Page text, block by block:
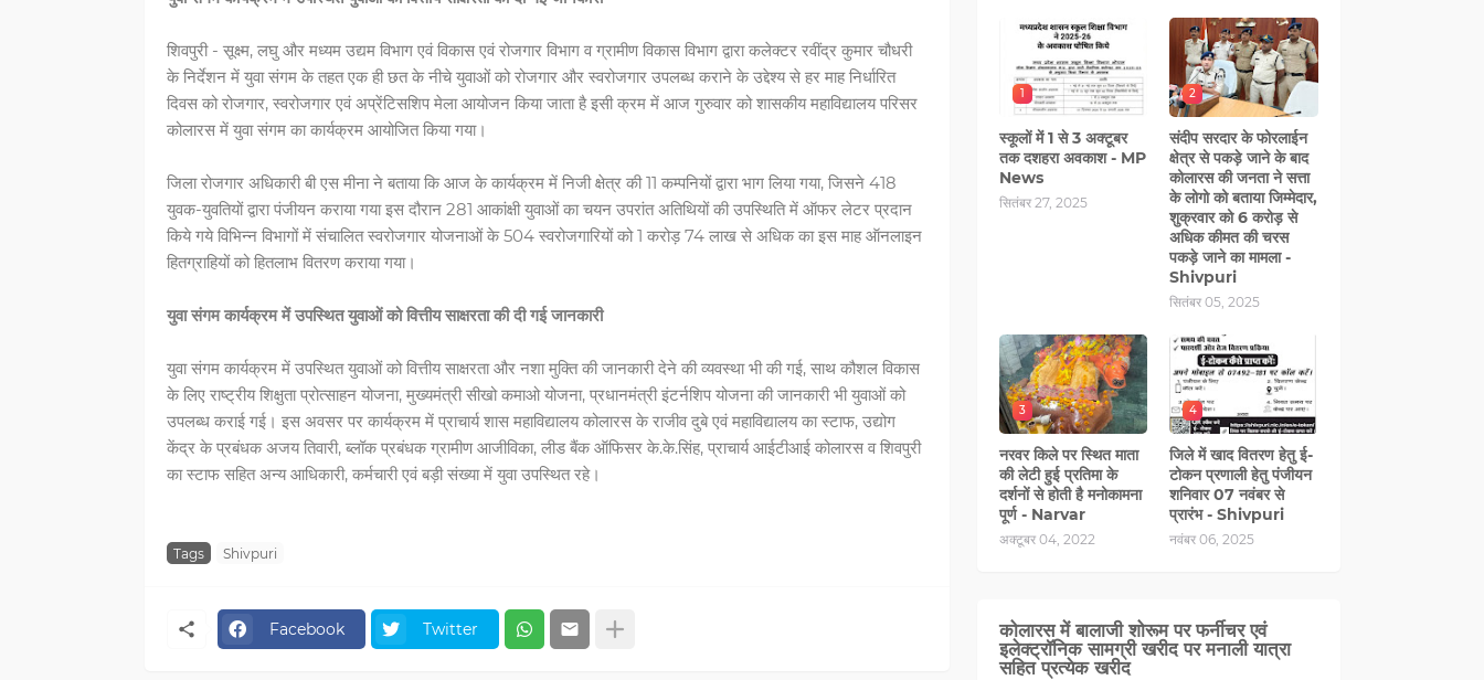
शिवपुरी - सूक्ष्म, लघु और मध्यम उद्यम विभाग एवं विकास एवं रोजगार विभाग व ग्रामीण विकास विभाग द्वारा कलेक्टर रवींद्र कुमार चौधरी
के निर्देशन में युवा संगम के तहत एक ही छत के नीचे युवाओं को रोजगार और स्वरोजगार उपलब्ध कराने के उद्देश्य से हर माह निर्धारित
दिवस को रोजगार, स्वरोजगार एवं अप्रेंटिसशिप मेला आयोजन किया जाता है इसी क्रम में आज गुरुवार को शासकीय महाविद्यालय परिसर
कोलारस में युवा संगम का कार्यक्रम आयोजित किया गया।
जिला रोजगार अधिकारी बी एस मीना ने बताया कि आज के कार्यक्रम में निजी क्षेत्र की 11 कम्पनियों द्वारा भाग लिया गया, जिसने 418
युवक-युवतियों द्वारा पंजीयन कराया गया इस दौरान 281 आकांक्षी युवाओं का चयन उपरांत अतिथियों की उपस्थिति में ऑफर लेटर प्रदान
किये गये विभिन्न विभागों में संचालित स्वरोजगार योजनाओं के 504 स्वरोजगारियों को 1 करोड़ 74 लाख से अधिक का इस माह ऑनलाइन
हितग्राहियों को हितलाभ वितरण कराया गया।
युवा संगम कार्यक्रम में उपस्थित युवाओं को वित्तीय साक्षरता की दी गई जानकारी
युवा संगम कार्यक्रम में उपस्थित युवाओं को वित्तीय साक्षरता और नशा मुक्ति की जानकारी देने की व्यवस्था भी की गई, साथ कौशल विकास
के लिए राष्ट्रीय शिक्षुता प्रोत्साहन योजना, मुख्यमंत्री सीखो कमाओ योजना, प्रधानमंत्री इंटर्नशिप योजना की जानकारी भी युवाओं को
उपलब्ध कराई गई। इस अवसर पर कार्यक्रम में प्राचार्य शास महाविद्यालय कोलारस के राजीव दुबे एवं महाविद्यालय का स्टाफ, उद्योग
केंद्र के प्रबंधक अजय तिवारी, ब्लॉक प्रबंधक ग्रामीण आजीविका, लीड बैंक ऑफिसर के.के.सिंह, प्राचार्य आईटीआई कोलारस व शिवपुरी
का स्टाफ सहित अन्य आधिकारी, कर्मचारी एवं बड़ी संख्या में युवा उपस्थित रहे।
Tags Shivpuri
Facebook Twitter
1
स्कूलों में 1 से 3 अक्टूबर
तक दशहरा अवकाश - MP
News
सितंबर 27, 2025
2
संदीप सरदार के फोरलाईन
क्षेत्र से पकड़े जाने के बाद
कोलारस की जनता ने सत्ता
के लोगो को बताया जिम्मेदार,
शुक्रवार को 6 करोड़ से
अधिक कीमत की चरस
पकड़े जाने का मामला -
Shivpuri
सितंबर 05, 2025
3
नरवर किले पर स्थित माता
की लेटी हुई प्रतिमा के
दर्शनों से होती है मनोकामना
पूर्ण - Narvar
अक्टूबर 04, 2022
4
जिले में खाद वितरण हेतु ई-
टोकन प्रणाली हेतु पंजीयन
शनिवार 07 नवंबर से
प्रारंभ - Shivpuri
नवंबर 06, 2025
कोलारस में बालाजी शोरूम पर फर्नीचर एवं
इलेक्ट्रॉनिक सामग्री खरीद पर मनाली यात्रा
सहित प्रत्‍येक खरीद